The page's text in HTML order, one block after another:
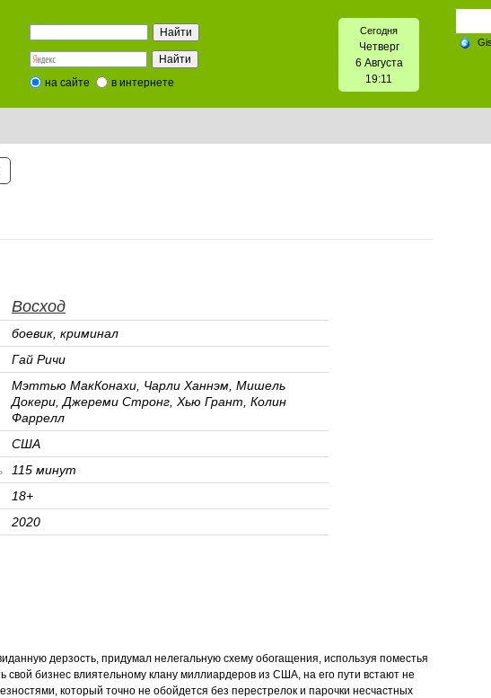
на сайте в интернете
Сегодня
Четверг
6 Августа
19:11
Восход
боевик, криминал
Гай Ричи
Мэттью МакКонахи, Чарли Ханнэм, Мишель
Докери, Джереми Стронг, Хью Грант, Колин
Фаррелл
США
115 минут
18+
2020
дерзость, придумал нелегальную схему обогащения, используя поместья
бизнес влиятельному клану миллиардеров из США, на его пути встают не
который точно не обойдется без перестрелок и парочки несчастных